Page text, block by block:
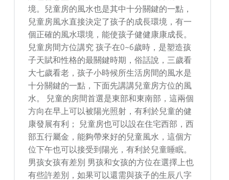
境。兒童房的風水也是其中十分關鍵的一點，
兒童房風水直接決定了孩子的成長環境，有一
個正確的風水環境，能使孩子健健康康成長。
兒童房間方位講究 孩子在0~6歲時，是塑造孩
子天賦和性格的最關鍵時期，俗話說，三歲看
大七歲看老，孩子小時候所生活房間的風水是
十分關鍵的一點，下面先講講兒童房方位的風
水。 兒童的房間首選是東部和東南部，這兩個
方向在早上可以被陽光照射，有利於兒童的健
康發展有利； 兒童房也可以設在住宅西部，西
部五行屬金，能夠帶來好的兒童風水，這個方
位下午也可以接受到陽光，有利於兒童睡眠。
男孩女孩有差別 男孩和女孩的方位在選擇上也
有些許差別，如果可以還需與孩子的生辰八字